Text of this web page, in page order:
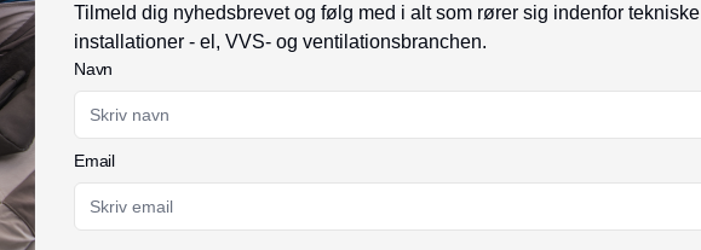
Tilmeld dig nyhedsbrevet og følg med i alt som rører sig indenfor tekniske
installationer - el, VVS- og ventilationsbranchen.
Navn
Email